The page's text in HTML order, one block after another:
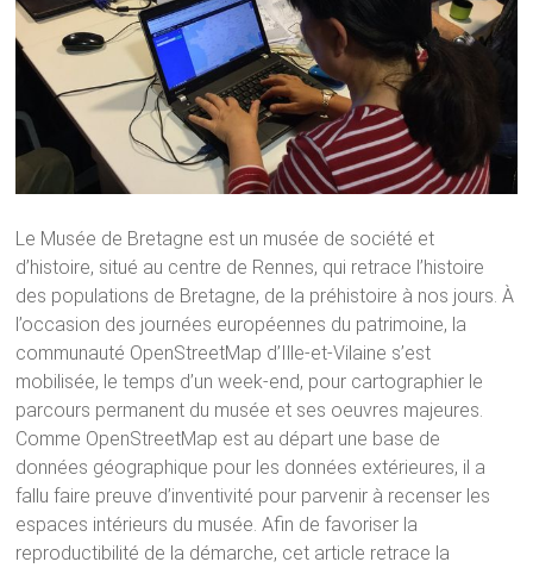
Le Musée de Bretagne est un musée de société et
d’histoire, situé au centre de Rennes, qui retrace l’histoire
des populations de Bretagne, de la préhistoire à nos jours. À
l’occasion des journées européennes du patrimoine, la
communauté OpenStreetMap d’Ille-et-Vilaine s’est
mobilisée, le temps d’un week-end, pour cartographier le
parcours permanent du musée et ses oeuvres majeures.
Comme OpenStreetMap est au départ une base de
données géographique pour les données extérieures, il a
fallu faire preuve d’inventivité pour parvenir à recenser les
espaces intérieurs du musée. Afin de favoriser la
reproductibilité de la démarche, cet article retrace la